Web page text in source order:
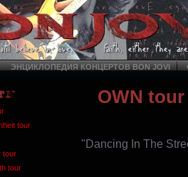
ЭНЦИКЛОПЕДИЯ КОНЦЕРТОВ BON JOVI
tour
tour
tour
OWN tour
"Dancing In The